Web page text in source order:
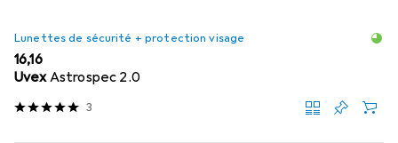
Lunettes de sécurité + protection visage
EUR
16,16
UvexAstrospec 2.0
3